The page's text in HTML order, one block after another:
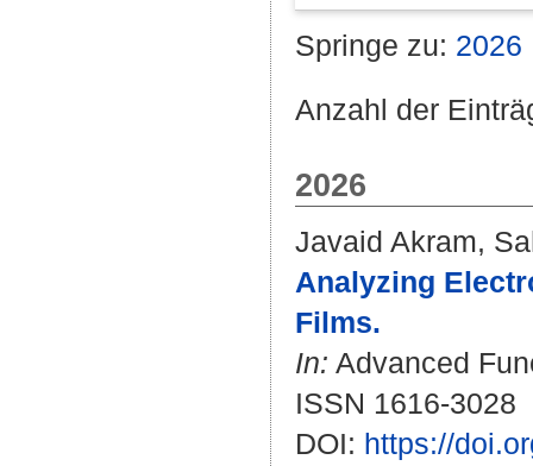
Springe zu: 2026
Anzahl der
2026
Javaid Akram,
Analyzing
Films.
In: Advanced
ISSN 1616-3028
DOI: https://